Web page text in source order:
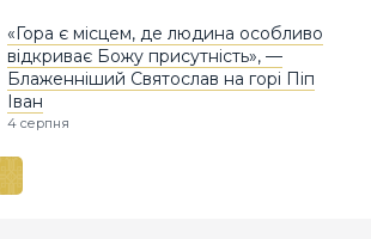
«Гора є місцем, де людина особливо
відкриває Божу присутність», —
Блаженніший Святослав на горі Піп
Іван
4 серпня